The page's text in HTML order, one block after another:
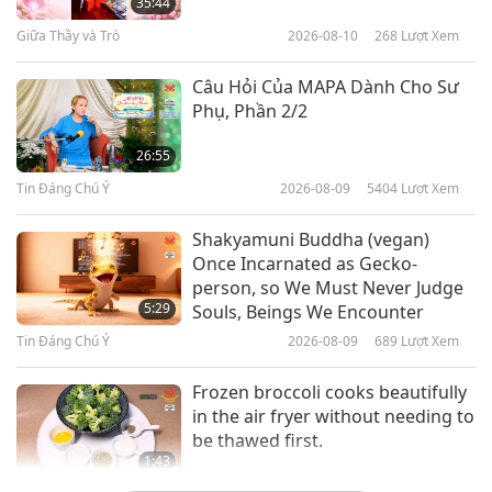
Người Ukraine (Ureign) Tiên
1/2: Tiến Sĩ Waldemar Haffkine
Khoa Học Đậm Chất Thơ: Di Sản
Của Nữ Bá Tước Toán Học Người
Anh Ada Lovelace, Phần 1/2
Giữa Thầy và Trò 2026-08-10 268 Lượt Xem
26:55
Câu Hỏi Của MAPA Dành Cho Sư
Phụ, Phần 2/2
Tin Đáng Chú Ý 2026-08-09 5404 Lượt Xem
5:29
Shakyamuni Buddha (vegan)
Once Incarnated as Gecko-
person, so We Must Never Judge
Souls, Beings We Encounter
Tin Đáng Chú Ý 2026-08-09 689 Lượt Xem
1:43
Frozen broccoli cooks beautifully
in the air fryer without needing to
be thawed first.